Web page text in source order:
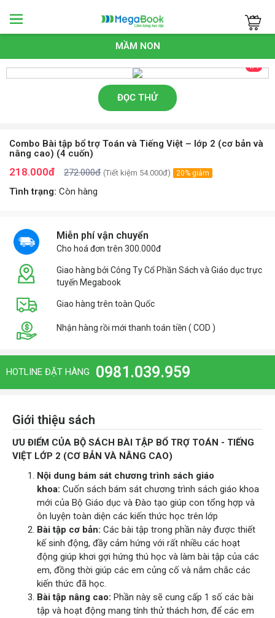
Megabook
MẦM NON
1/1
ĐỌC THỬ
Combo Bài tập bổ trợ Toán và Tiếng Việt – lớp 2 (cơ bản và
nâng cao) (4 cuốn)
218.000đ 272.000đ (Tiết kiệm 54.000đ) 20% giảm
Tình trạng: Còn hàng
Miễn phí vận chuyển
Cho hoá đơn trên 300.000đ
Giao hàng bởi Công Ty Cổ Phần Sách và Giáo dục trực
tuyến Megabook
Giao hàng trên toàn Quốc
Nhận hàng rồi mới thanh toán tiền ( COD )
HOTLINE ĐẶT HÀNG 0981.039.959
Giới thiệu sách
ƯU ĐIỂM CỦA BỘ SÁCH BÀI TẬP BỔ TRỢ TOÁN - TIẾNG
VIỆT LỚP 2 (CƠ BẢN VÀ NÂNG CAO)
Nội dung bám sát chương trình sách giáo
khoa: Cuốn sách bám sát chương trình sách giáo khoa
mới của Bộ Giáo dục và Đào tạo giúp con tổng hợp và
ôn luyện toàn diện các kiến thức học trên lớp
Bài tập cơ bản: Các bài tập trong phần này được thiết
kế sinh động, đầy cảm hứng với rất nhiều các hoạt
động giúp khơi gợi hứng thú học và làm bài tập của các
em, đồng thời giúp các em củng cố và nắm chắc các
kiến thức đã học.
Bài tập nâng cao: Phần này sẽ cung cấp 1 số các bài
tập và hoạt động mang tính thử thách hơn, để các em